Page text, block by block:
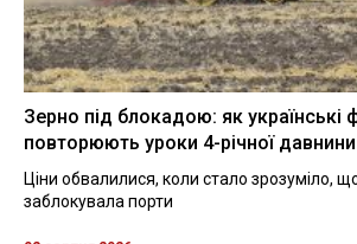
Зерно під блокадою: як українські
повторюють уроки 4-річної давнини
Ціни обвалилися, коли стало зрозуміло,
заблокувала порти